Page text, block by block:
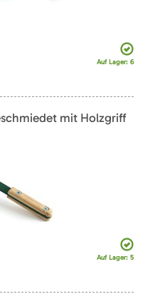
Auf Lager: 6
mit Holzgriff
Auf Lager: 5